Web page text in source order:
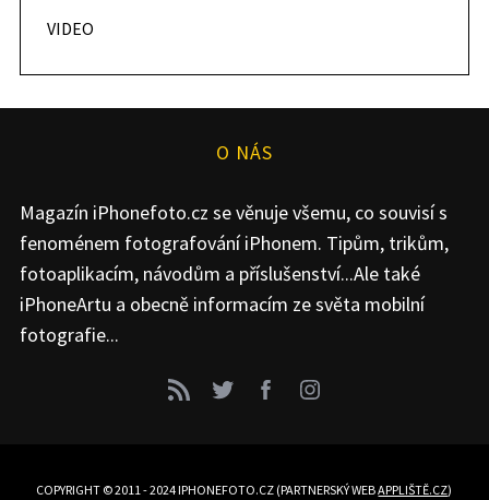
VIDEO
O NÁS
Magazín iPhonefoto.cz se věnuje všemu, co souvisí s
fenoménem fotografování iPhonem. Tipům, trikům,
fotoaplikacím, návodům a příslušenství...Ale také
iPhoneArtu a obecně informacím ze světa mobilní
fotografie...
COPYRIGHT © 2011 - 2024 IPHONEFOTO.CZ (PARTNERSKÝ WEBAPPLIŠTĚ.CZ)